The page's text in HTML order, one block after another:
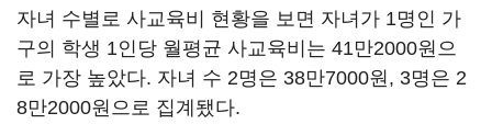
자녀 수별로 사교육비 현황을 보면 자녀가 1명인 가
구의 학생 1인당 월평균 사교육비는 41만2000원으
로 가장 높았다. 자녀 수 2명은 38만7000원, 3명은 2
8만2000원으로 집계됐다.